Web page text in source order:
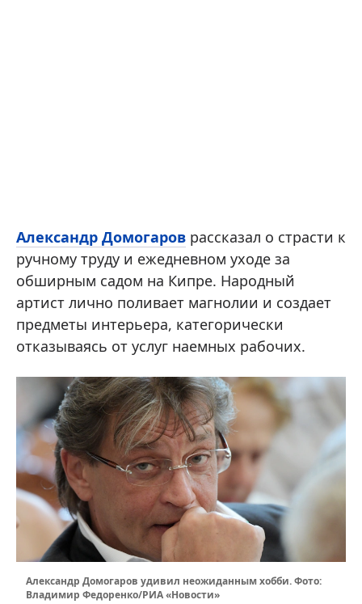
Александр Домогаров рассказал о страсти к
ручному труду и ежедневном уходе за
обширным садом на Кипре. Народный
артист лично поливает магнолии и создает
предметы интерьера, категорически
отказываясь от услуг наемных рабочих.
Александр Домогаров удивил неожиданным хобби. Фото:
Владимир Федоренко/РИА «Новости»